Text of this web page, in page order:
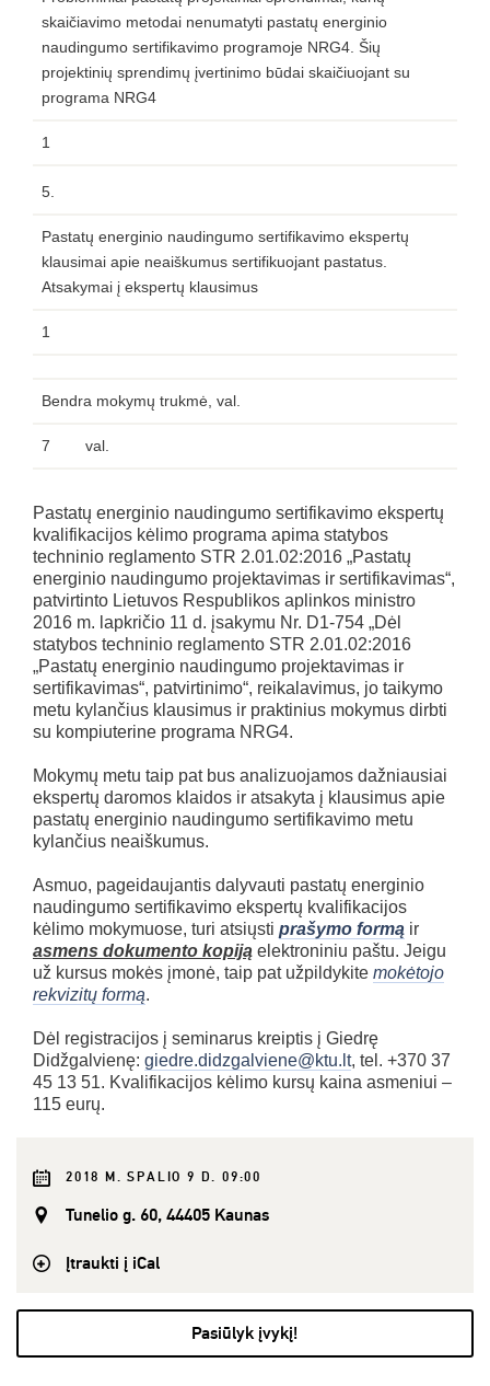
skaičiavimo metodai nenumatyti pastatų energinio
naudingumo sertifikavimo programoje NRG4. Šių
projektinių sprendimų įvertinimo būdai skaičiuojant su
programa NRG4
1
5.
Pastatų energinio naudingumo sertifikavimo ekspertų
klausimai apie neaiškumus sertifikuojant pastatus.
Atsakymai į ekspertų klausimus
1
Bendra mokymų trukmė, val.
7 val.
Pastatų energinio naudingumo sertifikavimo ekspertų
kvalifikacijos kėlimo programa apima statybos
techninio reglamento STR 2.01.02:2016 „Pastatų
energinio naudingumo projektavimas ir sertifikavimas“,
patvirtinto Lietuvos Respublikos aplinkos ministro
2016 m. lapkričio 11 d. įsakymu Nr. D1-754 „Dėl
statybos techninio reglamento STR 2.01.02:2016
„Pastatų energinio naudingumo projektavimas ir
sertifikavimas“, patvirtinimo“, reikalavimus, jo taikymo
metu kylančius klausimus ir praktinius mokymus dirbti
su kompiuterine programa NRG4.
Mokymų metu taip pat bus analizuojamos dažniausiai
ekspertų daromos klaidos ir atsakyta į klausimus apie
pastatų energinio naudingumo sertifikavimo metu
kylančius neaiškumus.
Asmuo, pageidaujantis dalyvauti pastatų energinio
naudingumo sertifikavimo ekspertų kvalifikacijos
kėlimo mokymuose, turi atsiųsti prašymo formą ir
asmens dokumento kopiją elektroniniu paštu. Jeigu
už kursus mokės įmonė, taip pat užpildykite mokėtojo
rekvizitų formą.
Dėl registracijos į seminarus kreiptis į Giedrę
Didžgalvienę: giedre.didzgalviene@ktu.lt, tel. +370 37
45 13 51. Kvalifikacijos kėlimo kursų kaina asmeniui –
115 eurų.
2018 M. SPALIO 9 D. 09:00
Tunelio g. 60, 44405 Kaunas
Įtraukti į iCal
Pasiūlyk įvykį!